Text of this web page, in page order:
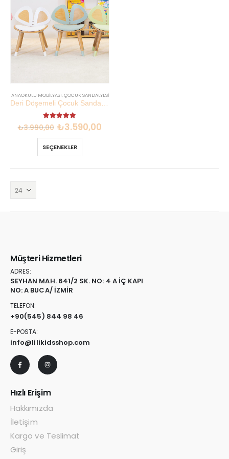
ANAOKULU MOBILYASI,ÇOCUK SANDALYESI
Deri Döşemeli Çocuk Sandalyesi | Kayın Kontraplak 50 kg | Lilikids Shop
5.00out of 5
₺3.990,00 ₺3.590,00
SEÇENEKLER
Müşteri Hizmetleri
ADRES:
SEYHAN MAH. 641/2 SK. NO: 4 A İÇ KAPI
NO: A BUCA/ İZMİR
TELEFON:
+90(545) 844 98 46
E-POSTA:
info@lilikidsshop.com
Hızlı Erişim
Hakkımızda
İletişim
Kargo ve Teslimat
Giriş